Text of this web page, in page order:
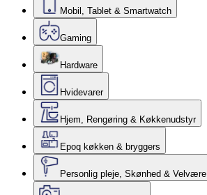
Mobil, Tablet & Smartwatch
Gaming
Hardware
Hvidevarer
Hjem, Rengøring & Køkkenudstyr
Epoq køkken & bryggers
Personlig pleje, Skønhed & Velvære